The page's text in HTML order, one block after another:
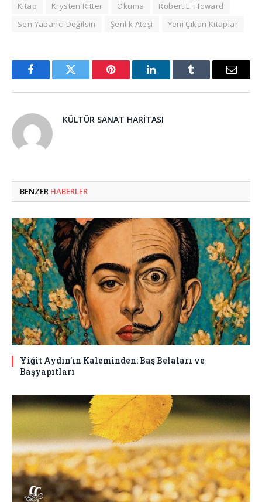
Kitap
Krysten Ritter Okuma
Robert E. Howard
Sen Yabancı Değilsin
Şenlik Ateşi Yeni Çıkan Kitaplar
FacebookTwitter Pinterest LinkedInTumblr Email
KÜLTÜR SANAT HARITASI
BENZER HABERLER
Yiğit Aydın’ın Kaleminden: Baş Belaları ve
Başyapıtları